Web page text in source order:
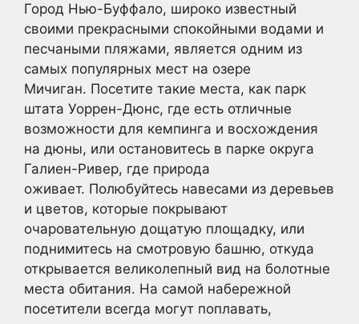
Город Нью-Буффало, широко известный
своими прекрасными спокойными водами и
песчаными пляжами, является одним из
самых популярных мест на озере
Мичиган. Посетите такие места, как парк
штата Уоррен-Дюнс, где есть отличные
возможности для кемпинга и восхождения
на дюны, или остановитесь в парке округа
Галиен-Ривер, где природа
оживает. Полюбуйтесь навесами из деревьев
и цветов, которые покрывают
очаровательную дощатую площадку, или
поднимитесь на смотровую башню, откуда
открывается великолепный вид на болотные
места обитания. На самой набережной
посетители всегда могут поплавать,